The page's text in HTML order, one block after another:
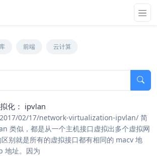
前端 云计算
化： ipvlan
02/17/network-virtualization-ipvlan/ 简
类似，都是从一个主机接口虚拟出多个虚拟网
别就是所有的虚拟接口都有相同的 macv 地
地址。因为